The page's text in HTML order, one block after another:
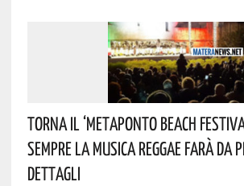
Torna Il ‘Metaponto Beach
Sempre La Musica Reggae Farà
Dettagli